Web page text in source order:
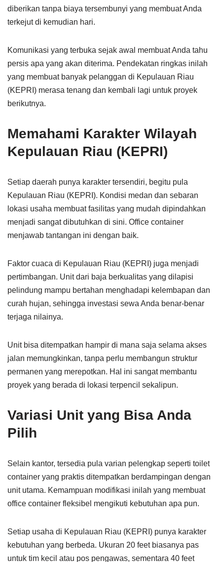
diberikan tanpa biaya tersembunyi yang membuat Anda
terkejut di kemudian hari.
Komunikasi yang terbuka sejak awal membuat Anda tahu
persis apa yang akan diterima. Pendekatan ringkas inilah
yang membuat banyak pelanggan di Kepulauan Riau
(KEPRI) merasa tenang dan kembali lagi untuk proyek
berikutnya.
Memahami Karakter Wilayah
Kepulauan Riau (KEPRI)
Setiap daerah punya karakter tersendiri, begitu pula
Kepulauan Riau (KEPRI). Kondisi medan dan sebaran
lokasi usaha membuat fasilitas yang mudah dipindahkan
menjadi sangat dibutuhkan di sini. Office container
menjawab tantangan ini dengan baik.
Faktor cuaca di Kepulauan Riau (KEPRI) juga menjadi
pertimbangan. Unit dari baja berkualitas yang dilapisi
pelindung mampu bertahan menghadapi kelembapan dan
curah hujan, sehingga investasi sewa Anda benar-benar
terjaga nilainya.
Unit bisa ditempatkan hampir di mana saja selama akses
jalan memungkinkan, tanpa perlu membangun struktur
permanen yang merepotkan. Hal ini sangat membantu
proyek yang berada di lokasi terpencil sekalipun.
Variasi Unit yang Bisa Anda
Pilih
Selain kantor, tersedia pula varian pelengkap seperti toilet
container yang praktis ditempatkan berdampingan dengan
unit utama. Kemampuan modifikasi inilah yang membuat
office container fleksibel mengikuti kebutuhan apa pun.
Setiap usaha di Kepulauan Riau (KEPRI) punya karakter
kebutuhan yang berbeda. Ukuran 20 feet biasanya pas
untuk tim kecil atau pos pengawas, sementara 40 feet